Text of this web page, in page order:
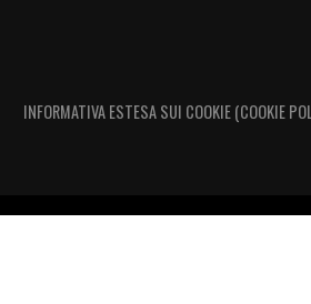
INFORMATIVA ESTESA SUI COOKIE (COOKIE